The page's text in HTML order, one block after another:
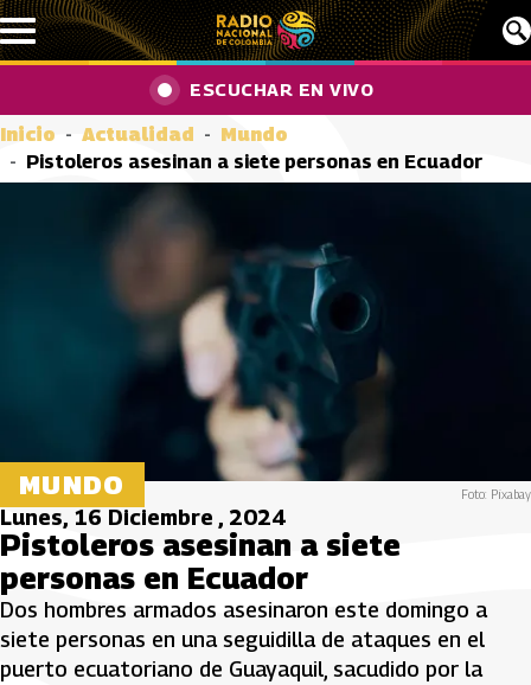
Pasar al contenido principal
ESCUCHAR EN VIVO
Inicio Actualidad
Mundo
Pistoleros asesinan a siete personas en Ecuador
MUNDO Foto: Pixabay
Lunes, 16 Diciembre , 2024
Pistoleros asesinan a siete
personas en Ecuador
Dos hombres armados asesinaron este domingo a
siete personas en una seguidilla de ataques en el
puerto ecuatoriano de Guayaquil, sacudido por la